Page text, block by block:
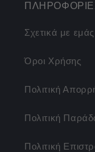
Σχετικά με εμάς
Όροι Χρήσης
Πολιτική
Πολιτική
Πολιτική